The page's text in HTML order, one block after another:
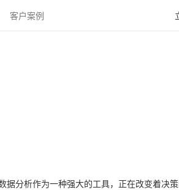
客户案例
分析作为一种强大的工具，正在改变着决